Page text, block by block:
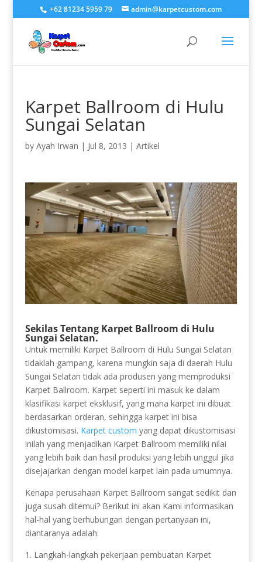
+62 81234 5959 79 admin@karpetcustom.com
Karpet Ballroom di Hulu
Sungai Selatan
by Ayah Irwan | Jul 8, 2013 | Artikel
Sekilas Tentang Karpet Ballroom di Hulu
Sungai Selatan.
Untuk memiliki Karpet Ballroom di Hulu Sungai Selatan
tidaklah gampang, karena mungkin saja di daerah Hulu
Sungai Selatan tidak ada produsen yang memproduksi
Karpet Ballroom. Karpet seperti ini masuk ke dalam
klasifikasi karpet eksklusif, yang mana karpet ini dibuat
berdasarkan orderan, sehingga karpet ini bisa
dikustomisasi. Karpet custom yang dapat dikustomisasi
inilah yang menjadikan Karpet Ballroom memiliki nilai
yang lebih baik dan hasil produksi yang lebih unggul jika
disejajarkan dengan model karpet lain pada umumnya.
Kenapa perusahaan Karpet Ballroom sangat sedikit dan
juga susah ditemui? Berikut ini akan Kami informasikan
hal-hal yang berhubungan dengan pertanyaan ini,
diantaranya adalah:
1. Langkah-langkah pekerjaan pembuatan Karpet